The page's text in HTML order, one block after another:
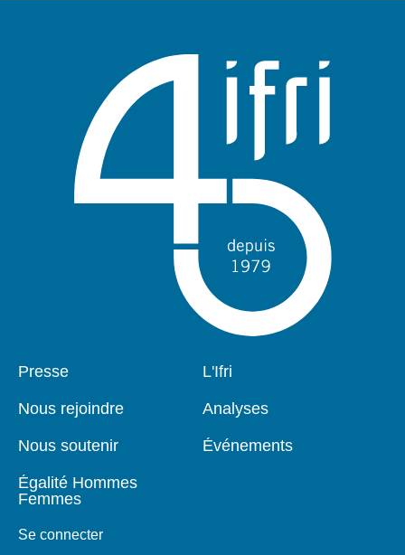
Pied
Presse
Nous rejoindre
Nous soutenir
Égalité Hommes
Femmes
Se connecter
Navigation
L'Ifri
Analyses
Événements